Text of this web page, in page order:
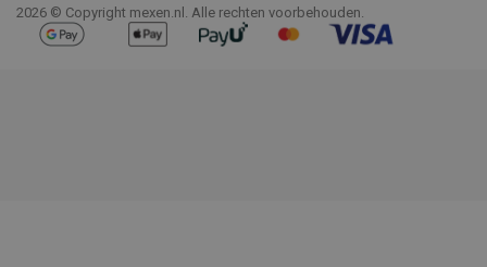
2026 © Copyright mexen.nl. Alle rechten voorbehouden.